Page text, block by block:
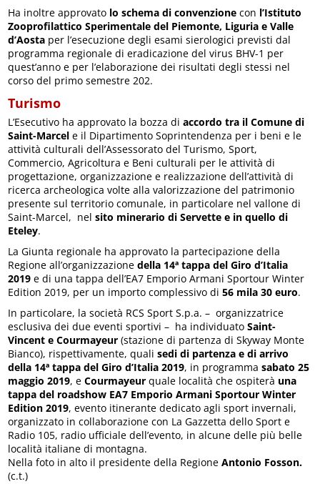
Ha inoltre approvato lo schema di convenzione con l’Istituto
Zooprofilattico Sperimentale del Piemonte, Liguria e Valle
d’Aosta per l’esecuzione degli esami sierologici previsti dal
programma regionale di eradicazione del virus BHV-1 per
quest’anno e per l’elaborazione dei risultati degli stessi nel
corso del primo semestre 202.
Turismo
L’Esecutivo ha approvato la bozza diaccordo tra il Comune di
Saint-Marcel e il Dipartimento Soprintendenza per i beni e le
attività culturali dell’Assessorato del Turismo, Sport,
Commercio, Agricoltura e Beni culturali per le attività di
progettazione, organizzazione e realizzazione dell’attività di
ricerca archeologica volte alla valorizzazione del patrimonio
presente sul territorio comunale, in particolare nel vallone di
Saint-Marcel, nelsito minerario di Servette e in quello di
Eteley.
La Giunta regionale ha approvato la partecipazione della
Regione all’organizzazionedella 14ª tappa del Giro d’Italia
2019e di una tappa dell’EA7 Emporio Armani Sportour Winter
Edition 2019, per un importo complessivo di56 mila 30 euro.
In particolare, la società RCS Sport S.p.a. – organizzatrice
esclusiva dei due eventi sportivi – ha individuatoSaint-
Vincent e Courmayeur (stazione di partenza di Skyway Monte
Bianco), rispettivamente, qualisedi di partenza e di arrivo
della 14ª tappa del Giro d’Italia 2019, in programmasabato 25
maggio 2019, eCourmayeur quale località che ospiterà una
tappa del roadshow EA7 Emporio Armani Sportour Winter
Edition 2019, evento itinerante dedicato agli sport invernali,
organizzato in collaborazione con La Gazzetta dello Sport e
Radio 105, radio ufficiale dell’evento, in alcune delle più belle
località italiane di montagna.
Nella foto in alto il presidente della RegioneAntonio Fosson.
(c.t.)